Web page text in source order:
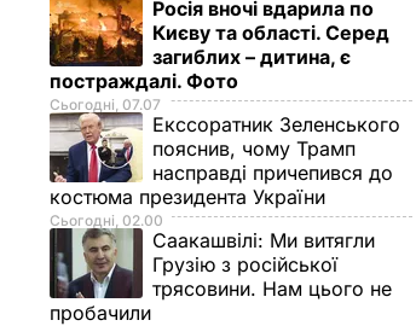
Росія вночі вдарила по
Києву та області. Серед
загиблих – дитина, є
постраждалі. Фото
Сьогодні, 07.07
Екссоратник Зеленського
пояснив, чому Трамп
насправді причепився до
костюма президента України
Сьогодні, 02.00
Саакашвілі: Ми витягли
Грузію з російської
трясовини. Нам цього не
пробачили